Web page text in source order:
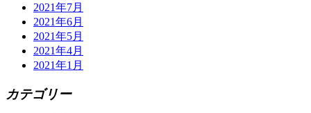
2021年7月
2021年6月
2021年5月
2021年4月
2021年1月
カテゴリー